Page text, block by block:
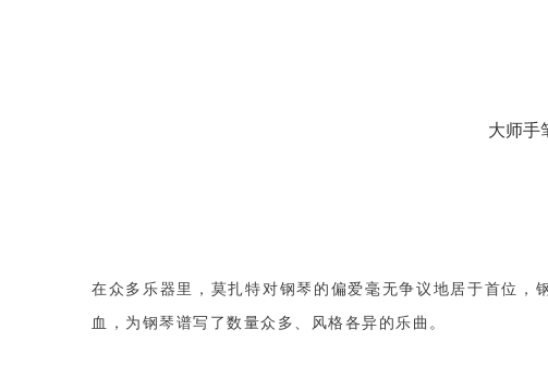
大师手
在众多乐器里，莫扎特对钢琴的偏爱毫无争议地居于首位
血，为钢琴谱写了数量众多、风格各异的乐曲。